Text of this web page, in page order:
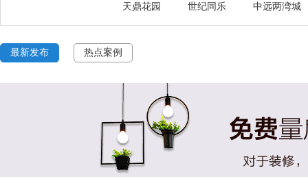
天鼎花园 世纪同乐 中远两湾城
最新发布 热点案例